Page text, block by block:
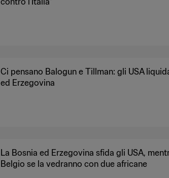
Ci pensano Balogun e Tillman: gli USA
ed Erzegovina
La Bosnia ed Erzegovina sfida gli USA,
Belgio se la vedranno con due africane